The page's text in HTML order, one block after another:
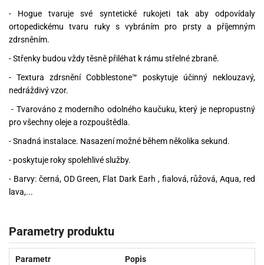
- Hogue tvaruje své syntetické rukojeti tak aby odpovídaly
ortopedickému tvaru ruky s vybráním pro prsty a příjemným
zdrsněním.
- Střenky budou vždy těsně přiléhat k rámu střelné zbraně.
- Textura zdrsnění Cobblestone™ poskytuje účinný neklouzavý,
nedráždivý vzor.
- Tvarováno z moderního odolného kaučuku, který je nepropustný
pro všechny oleje a rozpouštědla.
- Snadná instalace. Nasazení možné během několika sekund.
- poskytuje roky spolehlivé služby.
- Barvy: černá, OD Green, Flat Dark Earh , fialová, růžová, Aqua, red
lava,...
Parametry produktu
Parametr Popis